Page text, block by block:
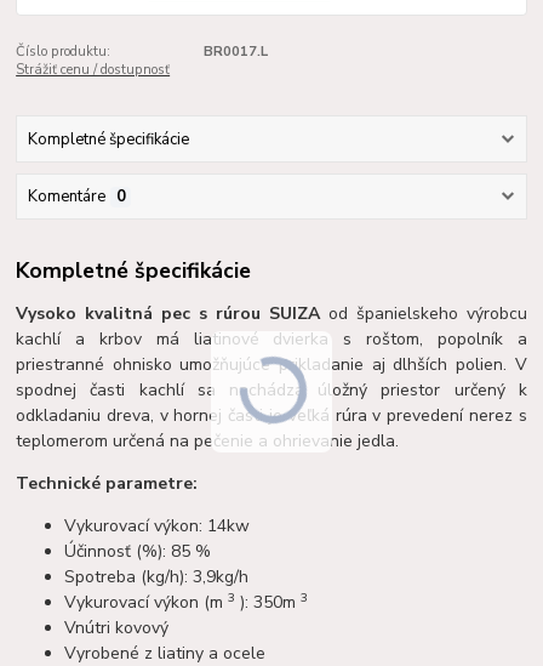
Číslo produktu:
BR0017.L
Strážiť cenu / dostupnosť
Kompletné špecifikácie
Komentáre 0
Kompletné špecifikácie
Vysoko kvalitná pec s rúrou SUIZAod španielskeho výrobcu
kachlí a krbov má liatinové dvierka s roštom, popolník a
priestranné ohnisko umožňujúce prikladanie aj dlhších polien. V
spodnej časti kachlí sa nachádza úložný priestor určený k
odkladaniu dreva, v hornej časti je veľká rúra v prevedení nerez s
teplomerom určená na pečenie a ohrievanie jedla.
Technické parametre:
Vykurovací výkon: 14kw
Účinnosť (%): 85 %
Spotreba (kg/h): 3,9kg/h
Vykurovací výkon (m3 ): 350m3
Vnútri kovový
Vyrobené z liatiny a ocele